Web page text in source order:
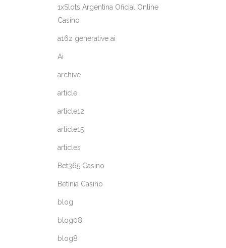
1xSlots Argentina Oficial Online
Casino
a16z generative ai
Ai
archive
article
article12
article15
articles
Bet365 Casino
Betinia Casino
blog
blog08
blog8